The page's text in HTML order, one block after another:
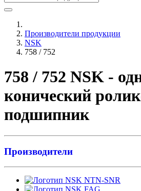
Производители продукции
NSK
758 / 752
758 / 752 NSK -
конический
подшипник
Производители
NTN-SNR